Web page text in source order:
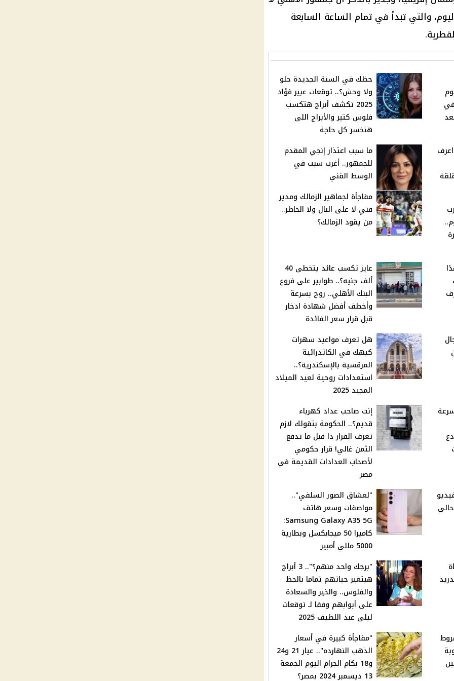
والتي تبدأ في تمام الساعة السابعة
2024 في
بعد
حظك في السنة الجديدة حلو
ولا وحش؟.. توقعات عبير فؤاد
2025 تكشف أبراج هتكسب
فلوس كتير والأبراج اللى
هتخسر كل حاجة
ما سبب اعتذار إنجي المقدم
للجمهور.. أغرب سبب في
الوسط الفني
مفاجأة لجماهير الزمالك ومدير
فني لا على البال ولا الخاطر..
من يقود الزمالك؟
عايز تكسب عائد يتخطى 40
ألف جنيه؟.. طوابير على فروع
البنك الأهلي.. روح بسرعة
وأخطف أفضل شهادة ادخار
قبل قرار سعر الفائدة
هل تعرف مواعيد سهرات
كيهك في الكاتدرائية
المرقسية بالإسكندرية؟..
استعدادات روحية لعيد الميلاد
المجيد 2025
إنت صاحب عداد كهرباء
قديم؟.. الحكومة بتقولك لازم
تعرف القرار دا قبل ما تدفع
الثمن غالي! قرار حكومي
لأصحاب العدادات القديمة في
مصر
"لعشاق الصور السلفي"..
مواصفات وسعر هاتف
Samsung Galaxy A35 5G:
كاميرا 50 ميجابكسل وبطارية
5000 مللي أمبير
"برجك واحد منهم؟".. 3 أبراج
هيتغير حياتهم تماما بالحظ
والفلوس.. والخير والسعادة
على أبوابهم وفقا لـ توقعات
ليلى عبد اللطيف 2025
الشروط
"مفاجأة كبيرة في أسعار
الذهب النهارده".. عيار 21 و24
و18 بكام الجرام اليوم الجمعة
13 ديسمبر 2024 بمصر؟